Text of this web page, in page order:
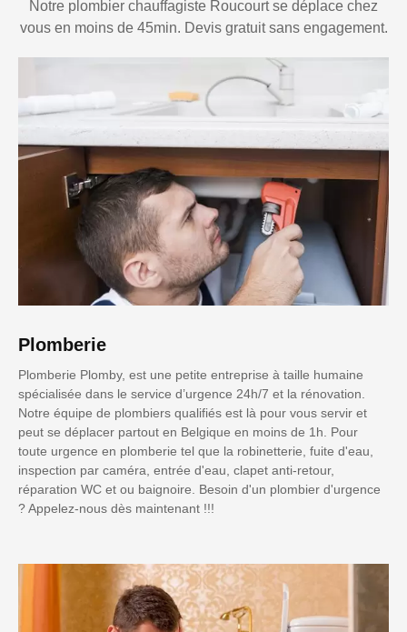
Notre plombier chauffagiste Roucourt se déplace chez
vous en moins de 45min. Devis gratuit sans engagement.
Plomberie
Plomberie Plomby, est une petite entreprise à taille humaine
spécialisée dans le service d’urgence 24h/7 et la rénovation.
Notre équipe de plombiers qualifiés est là pour vous servir et
peut se déplacer partout en Belgique en moins de 1h. Pour
toute urgence en plomberie tel que la robinetterie, fuite d'eau,
inspection par caméra, entrée d'eau, clapet anti-retour,
réparation WC et ou baignoire. Besoin d'un plombier d'urgence
? Appelez-nous dès maintenant !!!